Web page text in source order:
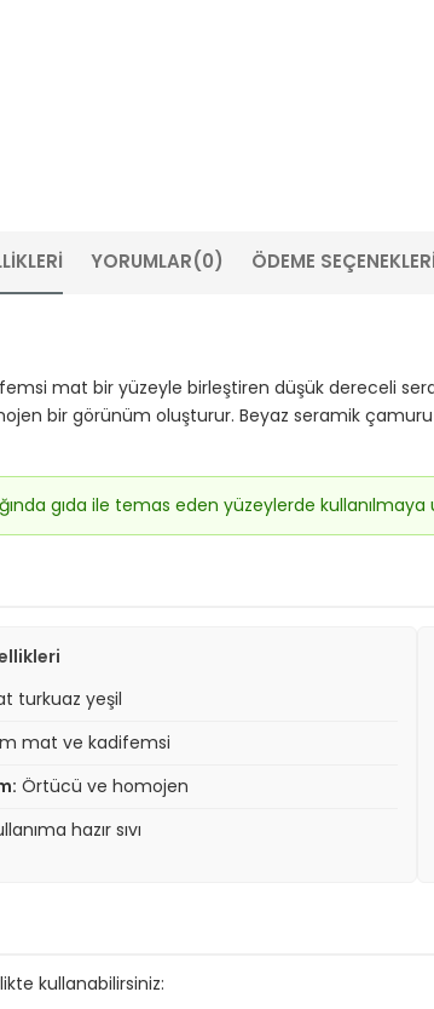
YORUMLAR(0) ÖDEME SEÇENEKLERI
mat bir yüzeyle birleştiren düşük dereceli
bir görünüm oluşturur. Beyaz seramik
gıda ile temas eden yüzeylerde kullanılmaya
turkuaz yeşil
mat ve kadifemsi
Örtücü ve homojen
hazır sıvı
kullanabilirsiniz: